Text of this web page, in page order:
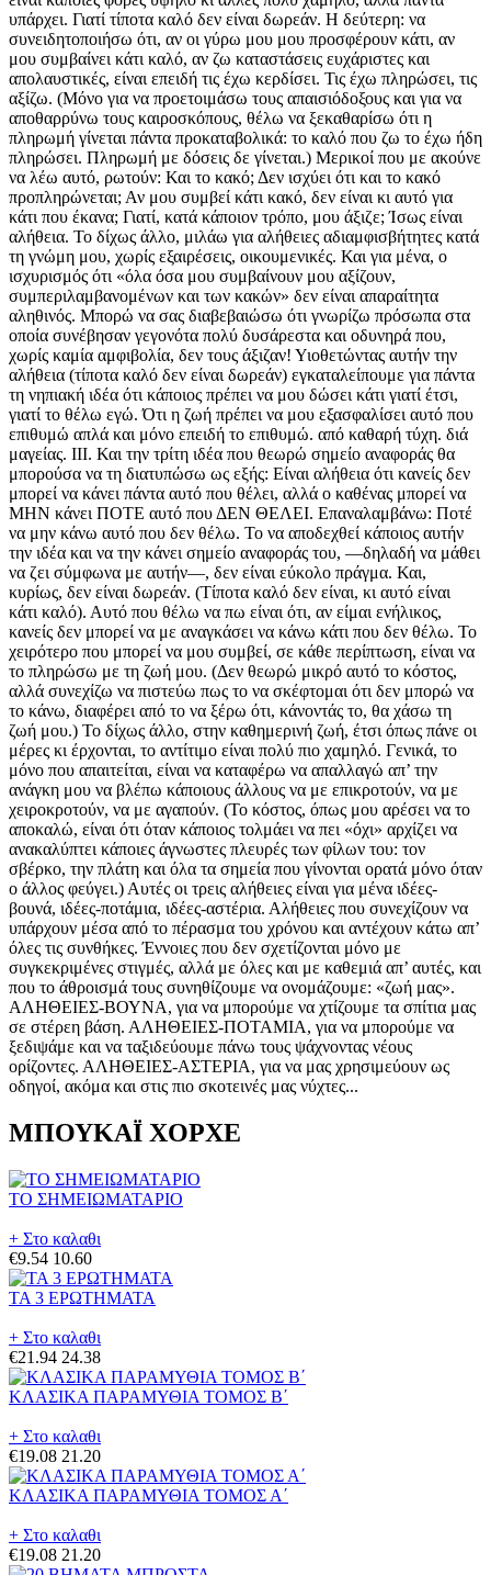
υπάρχει. Γιατί τίποτα καλό δεν είναι δωρεάν. Η δεύτερη: να
συνειδητοποιήσω ότι, αν οι γύρω μου μου προσφέρουν κάτι, αν
μου συμβαίνει κάτι καλό, αν ζω καταστάσεις ευχάριστες και
απολαυστικές, είναι επειδή τις έχω κερδίσει. Τις έχω πληρώσει, τις
αξίζω. (Μόνο για να προετοιμάσω τους απαισιόδοξους και για να
αποθαρρύνω τους καιροσκόπους, θέλω να ξεκαθαρίσω ότι η
πληρωμή γίνεται πάντα προκαταβολικά: το καλό που ζω το έχω ήδη
πληρώσει. Πληρωμή με δόσεις δε γίνεται.) Μερικοί που με ακούνε
να λέω αυτό, ρωτούν: Και το κακό; Δεν ισχύει ότι και το κακό
προπληρώνεται; Αν μου συμβεί κάτι κακό, δεν είναι κι αυτό για
κάτι που έκανα; Γιατί, κατά κάποιον τρόπο, μου άξιζε; Ίσως είναι
αλήθεια. Το δίχως άλλο, μιλάω για αλήθειες αδιαμφισβήτητες κατά
τη γνώμη μου, χωρίς εξαιρέσεις, οικουμενικές. Και για μένα, ο
ισχυρισμός ότι «όλα όσα μου συμβαίνουν μου αξίζουν,
συμπεριλαμβανομένων και των κακών» δεν είναι απαραίτητα
αληθινός. Μπορώ να σας διαβεβαιώσω ότι γνωρίζω πρόσωπα στα
οποία συνέβησαν γεγονότα πολύ δυσάρεστα και οδυνηρά που,
χωρίς καμία αμφιβολία, δεν τους άξιζαν! Υιοθετώντας αυτήν την
αλήθεια (τίποτα καλό δεν είναι δωρεάν) εγκαταλείπουμε για πάντα
τη νηπιακή ιδέα ότι κάποιος πρέπει να μου δώσει κάτι γιατί έτσι,
γιατί το θέλω εγώ. Ότι η ζωή πρέπει να μου εξασφαλίσει αυτό που
επιθυμώ απλά και μόνο επειδή το επιθυμώ. από καθαρή τύχη. διά
μαγείας. ΙΙΙ. Και την τρίτη ιδέα που θεωρώ σημείο αναφοράς θα
μπορούσα να τη διατυπώσω ως εξής: Είναι αλήθεια ότι κανείς δεν
μπορεί να κάνει πάντα αυτό που θέλει, αλλά ο καθένας μπορεί να
ΜΗΝ κάνει ΠΟΤΕ αυτό που ΔΕΝ ΘΕΛΕΙ. Επαναλαμβάνω: Ποτέ
να μην κάνω αυτό που δεν θέλω. Το να αποδεχθεί κάποιος αυτήν
την ιδέα και να την κάνει σημείο αναφοράς του, —δηλαδή να μάθει
να ζει σύμφωνα με αυτήν—, δεν είναι εύκολο πράγμα. Και,
κυρίως, δεν είναι δωρεάν. (Τίποτα καλό δεν είναι, κι αυτό είναι
κάτι καλό). Αυτό που θέλω να πω είναι ότι, αν είμαι ενήλικος,
κανείς δεν μπορεί να με αναγκάσει να κάνω κάτι που δεν θέλω. Το
χειρότερο που μπορεί να μου συμβεί, σε κάθε περίπτωση, είναι να
το πληρώσω με τη ζωή μου. (Δεν θεωρώ μικρό αυτό το κόστος,
αλλά συνεχίζω να πιστεύω πως το να σκέφτομαι ότι δεν μπορώ να
το κάνω, διαφέρει από το να ξέρω ότι, κάνοντάς το, θα χάσω τη
ζωή μου.) Το δίχως άλλο, στην καθημερινή ζωή, έτσι όπως πάνε οι
μέρες κι έρχονται, το αντίτιμο είναι πολύ πιο χαμηλό. Γενικά, το
μόνο που απαιτείται, είναι να καταφέρω να απαλλαγώ απ’ την
ανάγκη μου να βλέπω κάποιους άλλους να με επικροτούν, να με
χειροκροτούν, να με αγαπούν. (Το κόστος, όπως μου αρέσει να το
αποκαλώ, είναι ότι όταν κάποιος τολμάει να πει «όχι» αρχίζει να
ανακαλύπτει κάποιες άγνωστες πλευρές των φίλων του: τον
σβέρκο, την πλάτη και όλα τα σημεία που γίνονται ορατά μόνο όταν
ο άλλος φεύγει.) Αυτές οι τρεις αλήθειες είναι για μένα ιδέες-
βουνά, ιδέες-ποτάμια, ιδέες-αστέρια. Αλήθειες που συνεχίζουν να
υπάρχουν μέσα από το πέρασμα του χρόνου και αντέχουν κάτω απ’
όλες τις συνθήκες. Έννοιες που δεν σχετίζονται μόνο με
συγκεκριμένες στιγμές, αλλά με όλες και με καθεμιά απ’ αυτές, και
που το άθροισμά τους συνηθίζουμε να ονομάζουμε: «ζωή μας».
ΑΛΗΘΕΙΕΣ-ΒΟΥΝΑ, για να μπορούμε να χτίζουμε τα σπίτια μας
σε στέρεη βάση. ΑΛΗΘΕΙΕΣ-ΠΟΤΑΜΙΑ, για να μπορούμε να
ξεδιψάμε και να ταξιδεύουμε πάνω τους ψάχνοντας νέους
ορίζοντες. ΑΛΗΘΕΙΕΣ-ΑΣΤΕΡΙΑ, για να μας χρησιμεύουν ως
οδηγοί, ακόμα και στις πιο σκοτεινές μας νύχτες...
ΜΠΟΥΚΑΪ ΧΟΡΧΕ
ΤΟ ΣΗΜΕΙΩΜΑΤΑΡΙΟ
+ Στο καλαθι
€9.54 10.60
ΤΑ 3 ΕΡΩΤΗΜΑΤΑ
+ Στο καλαθι
€21.94 24.38
ΚΛΑΣΙΚΑ ΠΑΡΑΜΥΘΙΑ ΤΟΜΟΣ Β΄
+ Στο καλαθι
€19.08 21.20
ΚΛΑΣΙΚΑ ΠΑΡΑΜΥΘΙΑ ΤΟΜΟΣ Α΄
+ Στο καλαθι
€19.08 21.20